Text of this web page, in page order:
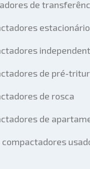
de
de pré-
de rosca
de
compactadores